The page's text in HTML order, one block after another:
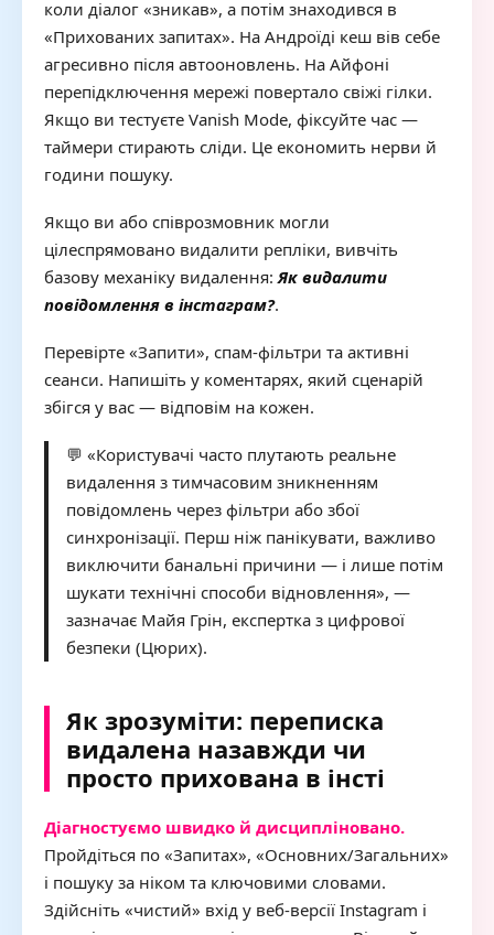
коли діалог «зникав», а потім знаходився в
«Прихованих запитах». На Андроїді кеш вів себе
агресивно після автооновлень. На Айфоні
перепідключення мережі повертало свіжі гілки.
Якщо ви тестуєте Vanish Mode, фіксуйте час —
таймери стирають сліди. Це економить нерви й
години пошуку.
Якщо ви або співрозмовник могли
цілеспрямовано видалити репліки, вивчіть
базову механіку видалення:Як видалити
повідомлення в інстаграм?.
Перевірте «Запити», спам-фільтри та активні
сеанси. Напишіть у коментарях, який сценарій
збігся у вас — відповім на кожен.
💬 «Користувачі часто плутають реальне
видалення з тимчасовим зникненням
повідомлень через фільтри або збої
синхронізації. Перш ніж панікувати, важливо
виключити банальні причини — і лише потім
шукати технічні способи відновлення», —
зазначає Майя Грін, експертка з цифрової
безпеки (Цюрих).
Як зрозуміти: переписка
видалена назавжди чи
просто прихована в інсті
Діагностуємо швидко й дисципліновано.
Пройдіться по «Запитах», «Основних/Загальних»
і пошуку за ніком та ключовими словами.
Здійсніть «чистий» вхід у веб-версії Instagram і